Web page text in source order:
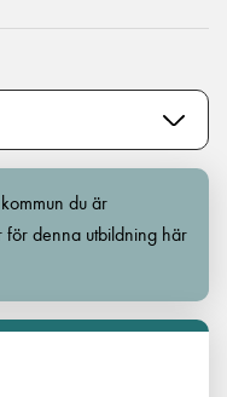
du är
för denna utbildning här